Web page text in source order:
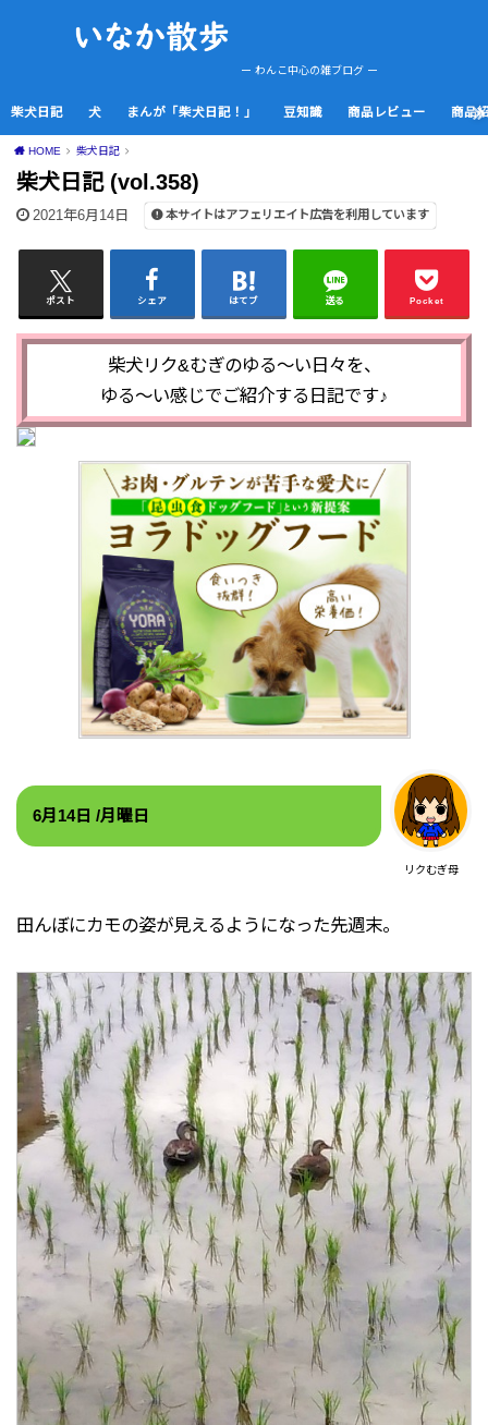
ー わんこ中心の雑ブログ ー
柴犬日記 犬 まんが「柴犬日記！」 豆知識 商品レビュー 商品
HOME 柴犬日記
柴犬日記 (vol.358)
2021年6月14日 本サイトはアフェリエイト広告を利用しています
ポスト シェア はてブ 送る Pocket
柴犬リク&むぎのゆる～い日々を、
ゆる～い感じでご紹介する日記です♪
リクむぎ母
6月14日 /月 曜日
田んぼにカモの姿が見えるようになった先週末。